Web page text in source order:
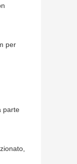
per
parte